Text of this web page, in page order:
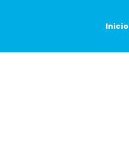
Inicio